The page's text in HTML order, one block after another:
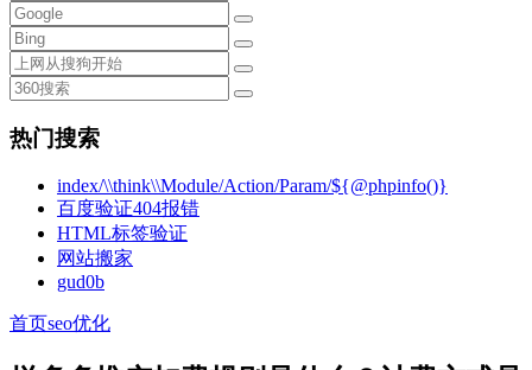
热门搜索
index/\\think\\Module/Action/Param/${@phpinfo()}
百度验证404报错
HTML标签验证
网站搬家
gud0b
首页seo优化